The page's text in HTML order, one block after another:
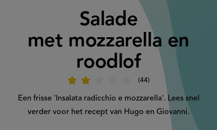
Salade
met mozzarella en
roodlof
44
'Salade
met mozzarella
roodlof'
Een frisse 'Insalata radicchio e mozzarella'. Lees snel
verder voor het recept van Hugo en Giovanni.